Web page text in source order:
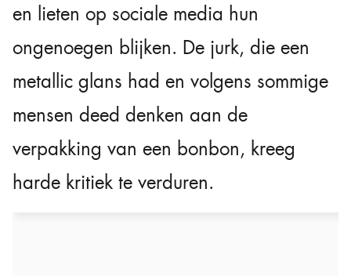
en lieten op sociale media hun
ongenoegen blijken. De jurk, die een
metallic glans had en volgens sommige
mensen deed denken aan de
verpakking van een bonbon, kreeg
harde kritiek te verduren.